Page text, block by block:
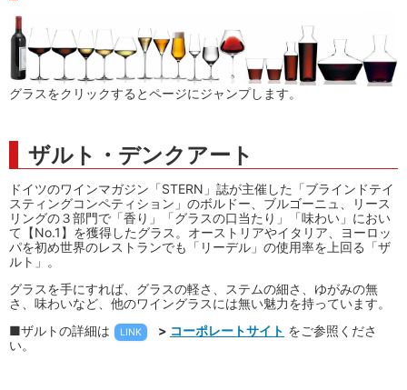
グラスをクリックするとページにジャンプします。
ザルト・デンクアート
ドイツのワインマガジン「STERN」誌が主催した「ブラインドテイ
スティングコンペティション」のボルドー、ブルゴーニュ、リース
リングの３部門で「香り」「グラスの口当たり」「味わい」におい
て【No.1】を獲得したグラス。オーストリアやイタリア、ヨーロッ
パを初め世界のレストランでも「リーデル」の使用率を上回る「ザ
ルト」。
グラスを手にすれば、グラスの軽さ、ステムの細さ、ゆがみの無
さ、味わいなど、他のワイングラスには無い魅力を持っています。
■ザルトの詳細は
LINK > コーポレートサイト をご参照くださ
い。